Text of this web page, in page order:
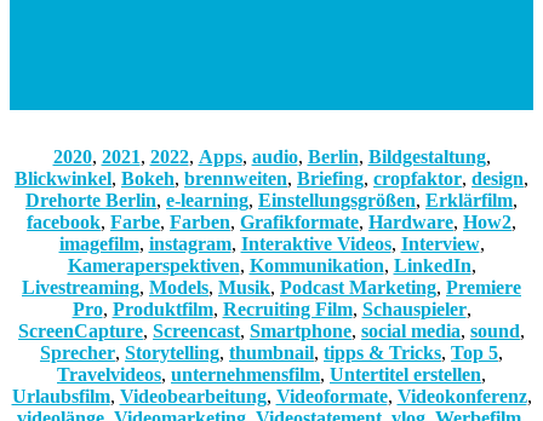
2020, 2021, 2022, Apps, audio, Berlin, Bildgestaltung,
Blickwinkel, Bokeh, brennweiten, Briefing, cropfaktor, design,
Drehorte Berlin, e-learning, Einstellungsgrößen, Erklärfilm,
facebook, Farbe, Farben, Grafikformate, Hardware, How2,
imagefilm, instagram, Interaktive Videos, Interview,
Kameraperspektiven, Kommunikation, LinkedIn,
Livestreaming, Models, Musik, Podcast Marketing, Premiere
Pro, Produktfilm, Recruiting Film, Schauspieler,
ScreenCapture, Screencast, Smartphone, social media, sound,
Sprecher, Storytelling, thumbnail, tipps & Tricks, Top 5,
Travelvideos, unternehmensfilm, Untertitel erstellen,
Urlaubsfilm, Videobearbeitung, Videoformate, Videokonferenz,